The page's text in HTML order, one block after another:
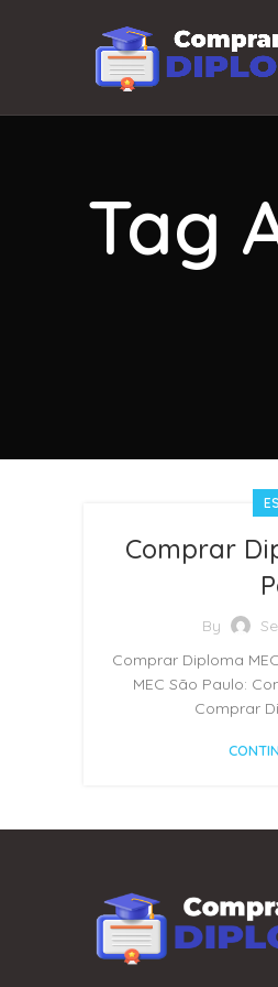
Tag
Comprar
By
Comprar Diploma
MEC São Paulo:
Comprar